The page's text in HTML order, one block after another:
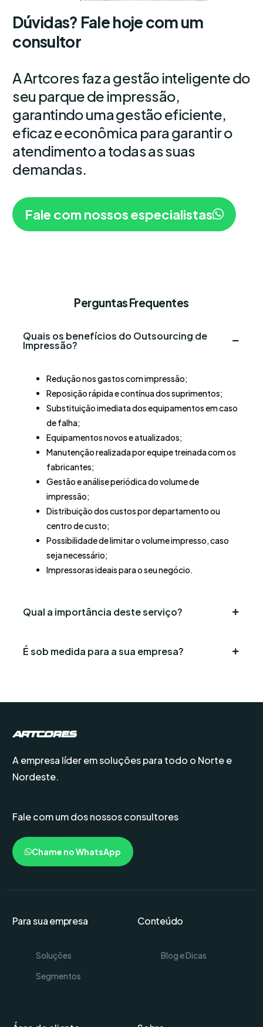
Dúvidas? Fale hoje com um
consultor
A Artcores faz a gestão inteligente do
seu parque de impressão,
garantindo uma gestão eficiente,
eficaz e econômica para garantir o
atendimento a todas as suas
demandas.
Fale com nossos especialistas
Perguntas Frequentes
Quais os benefícios do Outsourcing de
Impressão?
Redução nos gastos com impressão;
Reposição rápida e contínua dos suprimentos;
Substituição imediata dos equipamentos em caso
de falha;
Equipamentos novos e atualizados;
Manutenção realizada por equipe treinada com os
fabricantes;
Gestão e análise periódica do volume de
impressão;
Distribuição dos custos por departamento ou
centro de custo;
Possibilidade de limitar o volume impresso, caso
seja necessário;
Impressoras ideais para o seu negócio.
Qual a importância deste serviço?
É sob medida para a sua empresa?
A empresa líder em soluções para todo o Norte e
Nordeste.
Fale com um dos nossos consultores
Chame no WhatsApp
Para sua empresa
Soluções
Segmentos
Conteúdo
Blog e Dicas